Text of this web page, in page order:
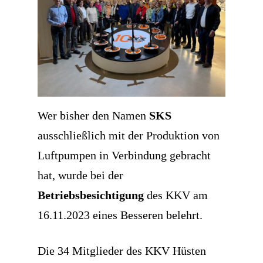
Wer bisher den Namen SKS
ausschließlich mit der Produktion von
Luftpumpen in Verbindung gebracht
hat, wurde bei der
Betriebsbesichtigung des KKV am
16.11.2023 eines Besseren belehrt.
Die 34 Mitglieder des KKV Hüsten